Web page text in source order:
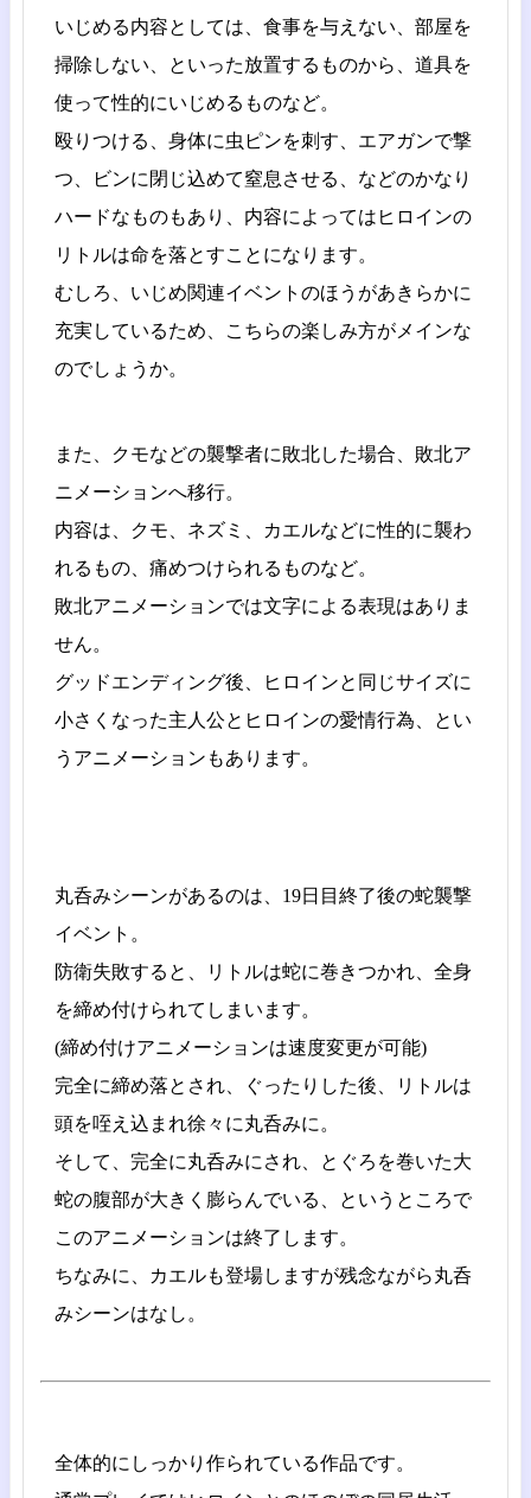
いじめる内容としては、食事を与えない、部屋を
掃除しない、といった放置するものから、道具を
使って性的にいじめるものなど。
殴りつける、身体に虫ピンを刺す、エアガンで撃
つ、ビンに閉じ込めて窒息させる、などのかなり
ハードなものもあり、内容によってはヒロインの
リトルは命を落とすことになります。
むしろ、いじめ関連イベントのほうがあきらかに
充実しているため、こちらの楽しみ方がメインな
のでしょうか。
また、クモなどの襲撃者に敗北した場合、敗北ア
ニメーションへ移行。
内容は、クモ、ネズミ、カエルなどに性的に襲わ
れるもの、痛めつけられるものなど。
敗北アニメーションでは文字による表現はありま
せん。
グッドエンディング後、ヒロインと同じサイズに
小さくなった主人公とヒロインの愛情行為、とい
うアニメーションもあります。
丸呑みシーンがあるのは、19日目終了後の蛇襲撃
イベント。
防衛失敗すると、リトルは蛇に巻きつかれ、全身
を締め付けられてしまいます。
(締め付けアニメーションは速度変更が可能)
完全に締め落とされ、ぐったりした後、リトルは
頭を咥え込まれ徐々に丸呑みに。
そして、完全に丸呑みにされ、とぐろを巻いた大
蛇の腹部が大きく膨らんでいる、というところで
このアニメーションは終了します。
ちなみに、カエルも登場しますが残念ながら丸呑
みシーンはなし。
全体的にしっかり作られている作品です。